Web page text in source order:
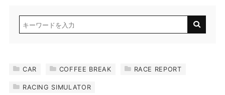
CAR COFFEE BREAK RACE REPORT
RACING SIMULATOR